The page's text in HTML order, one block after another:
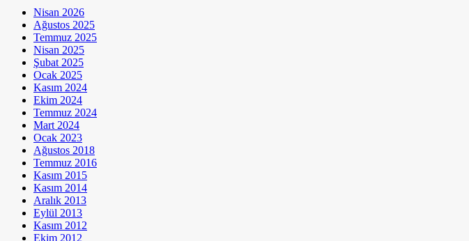
Nisan 2026
Ağustos 2025
Temmuz 2025
Nisan 2025
Şubat 2025
Ocak 2025
Kasım 2024
Ekim 2024
Temmuz 2024
Mart 2024
Ocak 2023
Ağustos 2018
Temmuz 2016
Kasım 2015
Kasım 2014
Aralık 2013
Eylül 2013
Kasım 2012
Ekim 2012